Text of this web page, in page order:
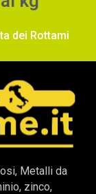
dei Rottami
Metalli da
zinco,